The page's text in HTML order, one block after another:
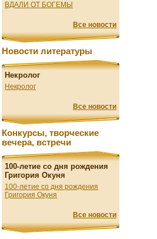
ВДАЛИ ОТ БОГЕМЫ
Все новости
Новости литературы
Некролог
Некролог
Все новости
Конкурсы, творческие
вечера, встречи
100-летие со дня рождения
Григория Окуня
100-летие со дня рождения
Григория Окуня
Все новости